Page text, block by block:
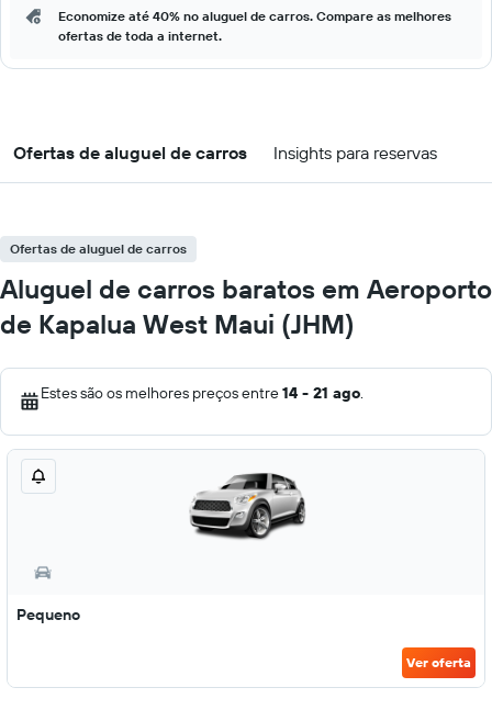
Economize até 40% no aluguel de carros. Compare as melhores
ofertas de toda a internet.
Ofertas de aluguel de carros Insights para reservas
Ofertas de aluguel de carros
Aluguel de carros baratos em Aeroporto
de Kapalua West Maui (JHM)
Estes são os melhores preços entre14 - 21 ago.
Pequeno
Ver oferta